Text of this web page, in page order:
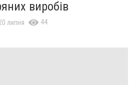
виробів
липня 44